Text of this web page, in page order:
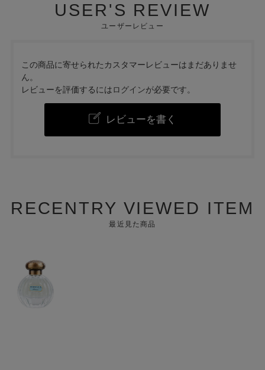
USER'S REVIEW
ユーザーレビュー
この商品に寄せられたカスタマーレビューはまだありませ
ん。
レビューを評価するにはログインが必要です。
レビューを書く
RECENTRY VIEWED ITEM
最近見た商品